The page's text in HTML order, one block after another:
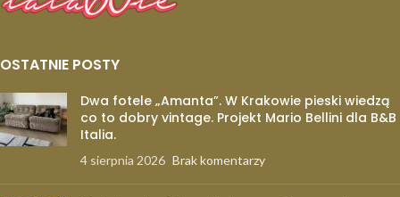
OSTATNIE POSTY
Dwa fotele „Amanta”. W Krakowie pieski wiedzą
co to dobry vintage. Projekt Mario Bellini dla B&B
Italia.
4 sierpnia 2026 Brak komentarzy